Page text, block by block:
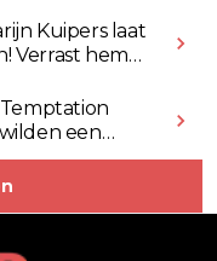
Kuipers laat
Verrast hem
een